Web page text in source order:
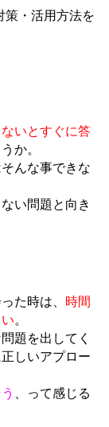
策・活用方法を
いとすぐに答
か。
んな事できな
い問題と向き
た時は、 時間
。
題を出してく
しいアプロー
、って感じる